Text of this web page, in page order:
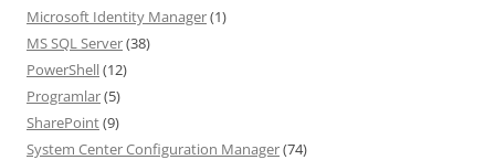
Microsoft Identity Manager(1)
MS SQL Server(38)
PowerShell(12)
Programlar(5)
SharePoint(9)
System Center Configuration Manager(74)